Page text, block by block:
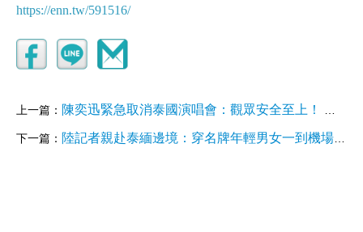
https://enn.tw/591516/
上一篇： 陳奕迅緊急取消泰國演唱會：觀眾安全至上！ 陸男星「被騙賣豬仔」風波延燒
下一篇： 陸記者親赴泰緬邊境：穿名牌年輕男女一到機場就被接走